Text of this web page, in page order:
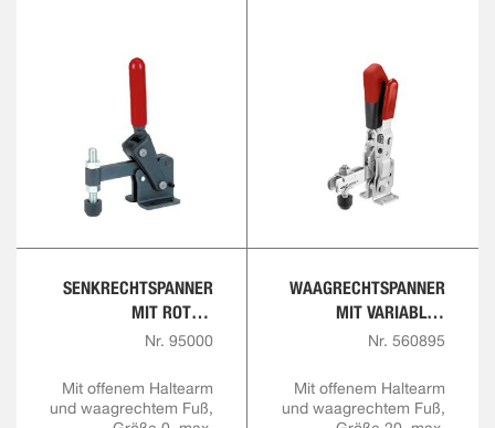
SENKRECHTSPANNER
MIT ROTEM
HANDGRIFF
Nr. 95000
Mit offenem Haltearm
und waagrechtem Fuß,
WAAGRECHTSPANNER
MIT VARIABLER
SPANNHÖHE
Nr. 560895
Mit offenem Haltearm
und waagrechtem Fuß,